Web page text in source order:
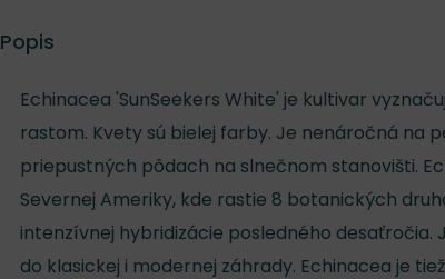
Popis
Echinacea 'SunSeekers White' je kultivar
rastom. Kvety sú bielej farby. Je nenáročná na
priepustných pôdach na slnečnom stanovišti.
Severnej Ameriky, kde rastie 8 botanických
intenzívnej hybridizácie posledného
do klasickej i modernej záhrady. Echinacea je